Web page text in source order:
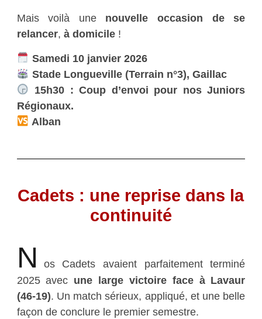
Mais voilà une nouvelle occasion de se
relancer, à domicile!
Samedi 10 janvier 2026
Stade Longueville (Terrain n°3), Gaillac
15h30 : Coup d’envoi pour nos Juniors
Régionaux.
Alban
Cadets : une reprise dans la
continuité
N
os Cadets avaient parfaitement terminé
2025 avec une large victoire face à Lavaur
(46-19). Un match sérieux, appliqué, et une belle
façon de conclure le premier semestre.